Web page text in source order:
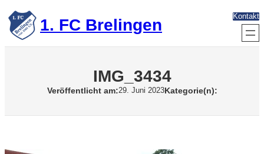
Zum
Inhalt
springen 1. FC Brelingen Kontakt
IMG_3434
Veröffentlicht am:29. Juni 2023Kategorie(n):